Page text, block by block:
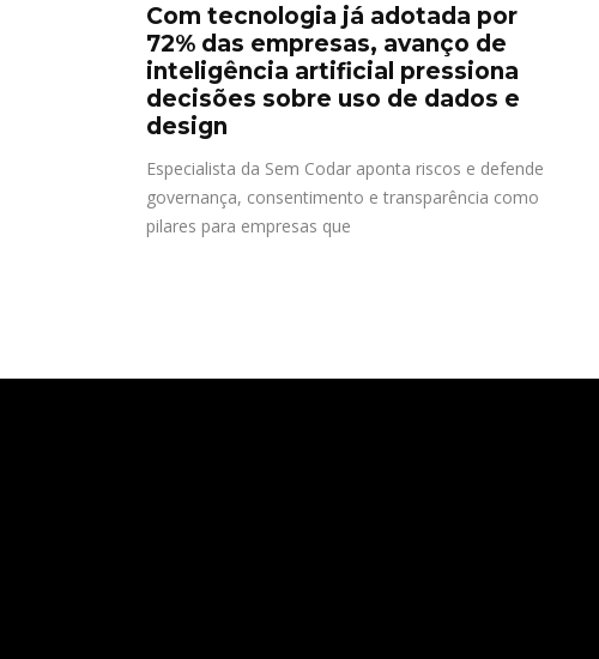
Com tecnologia já adotada por
72% das empresas, avanço de
inteligência artificial pressiona
decisões sobre uso de dados e
design
Especialista da Sem Codar aponta riscos e defende
governança, consentimento e transparência como
pilares para empresas que